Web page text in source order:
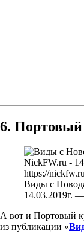
6. Портовый
Виды с
14.03.2019г. —
А вот и Портовый
из публикации «